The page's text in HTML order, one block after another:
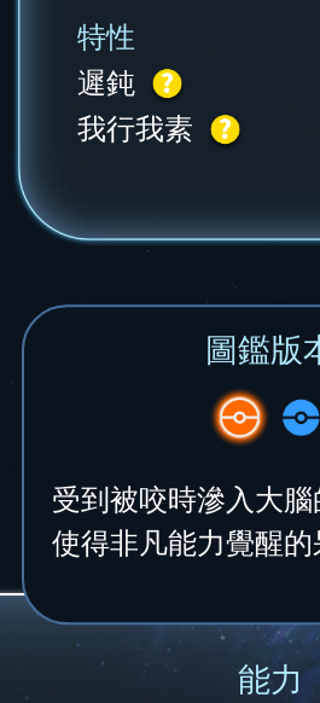
特性
遲鈍
我行我素
圖鑑版
受到被咬時滲入大腦
使得非凡能力覺醒的
能力